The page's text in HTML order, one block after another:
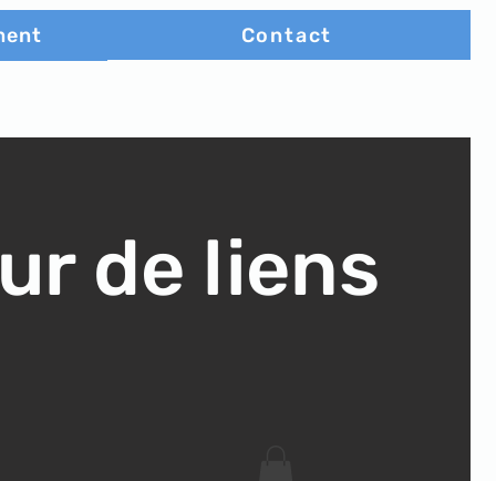
Contact
de liens